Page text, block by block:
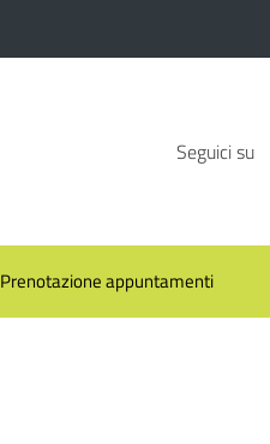
Seguici su
Prenotazione appuntamenti